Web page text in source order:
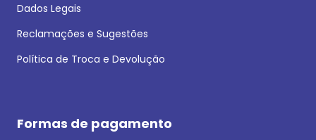
Dados Legais
Reclamações e Sugestões
Política de Troca e Devolução
Formas de pagamento